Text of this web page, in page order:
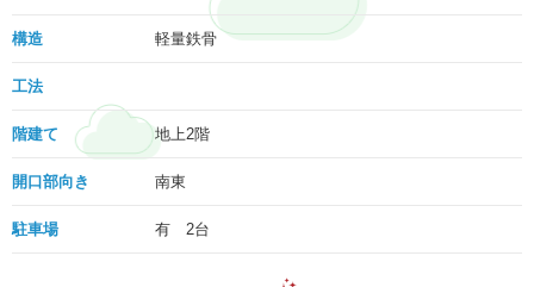
構造 軽量鉄骨
工法
階建て 地上2階
開口部向き 南東
駐車場 有 2台